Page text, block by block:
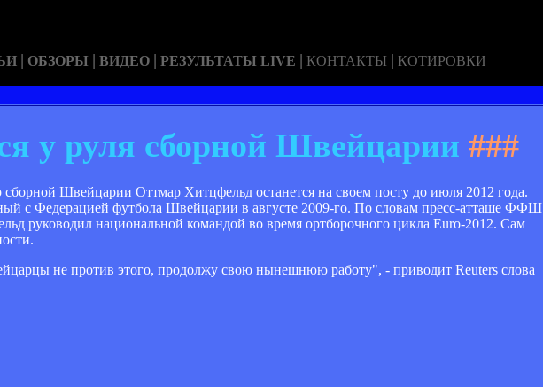
| ОБЗОРЫ | ВИДЕО | РЕЗУЛЬТАТЫ LIVE | КОНТАКТЫ | КОТИРОВКИ
у руля сборной Швейцарии ###
Швейцарии Оттмар Хитцфельд останется на своем посту до июля 2012 года.
с Федерацией футбола Швейцарии в августе 2009-го. По словам пресс-атташе ФФШ
руководил национальной командой во время ортборочного цикла Euro-2012. Cам
не против этого, продолжу свою нынешнюю работу", - приводит Reuters слова